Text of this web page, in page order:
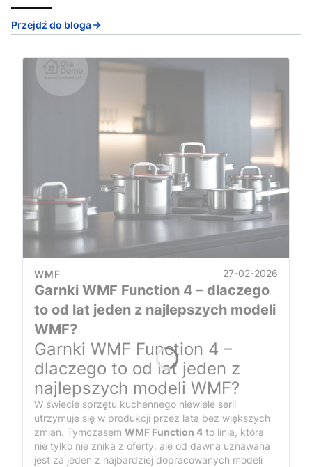
Przejdź do bloga
WMF 27-02-2026
Garnki WMF Function 4 – dlaczego
to od lat jeden z najlepszych modeli
WMF?
Garnki WMF Function 4 –
dlaczego to od lat jeden z
najlepszych modeli WMF?
W świecie sprzętu kuchennego niewiele serii
utrzymuje się w produkcji przez lata bez większych
zmian. Tymczasem WMF Function 4 to linia, która
nie tylko nie znika z oferty, ale od dawna uznawana
jest za jeden z najbardziej dopracowanych modeli